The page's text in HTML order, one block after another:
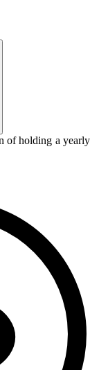
of holding a yearly